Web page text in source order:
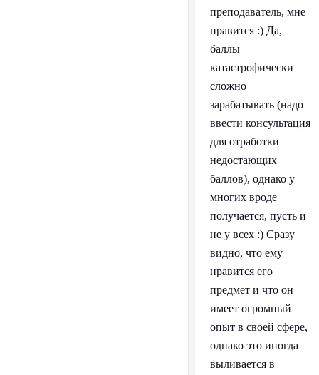
преподаватель, мне
нравится :) Да,
баллы
катастрофически
сложно
зарабатывать (надо
ввести консультация
для отработки
недостающих
баллов), однако у
многих вроде
получается, пусть и
не у всех :) Сразу
видно, что ему
нравится его
предмет и что он
имеет огромный
опыт в своей сфере,
однако это иногда
выливается в